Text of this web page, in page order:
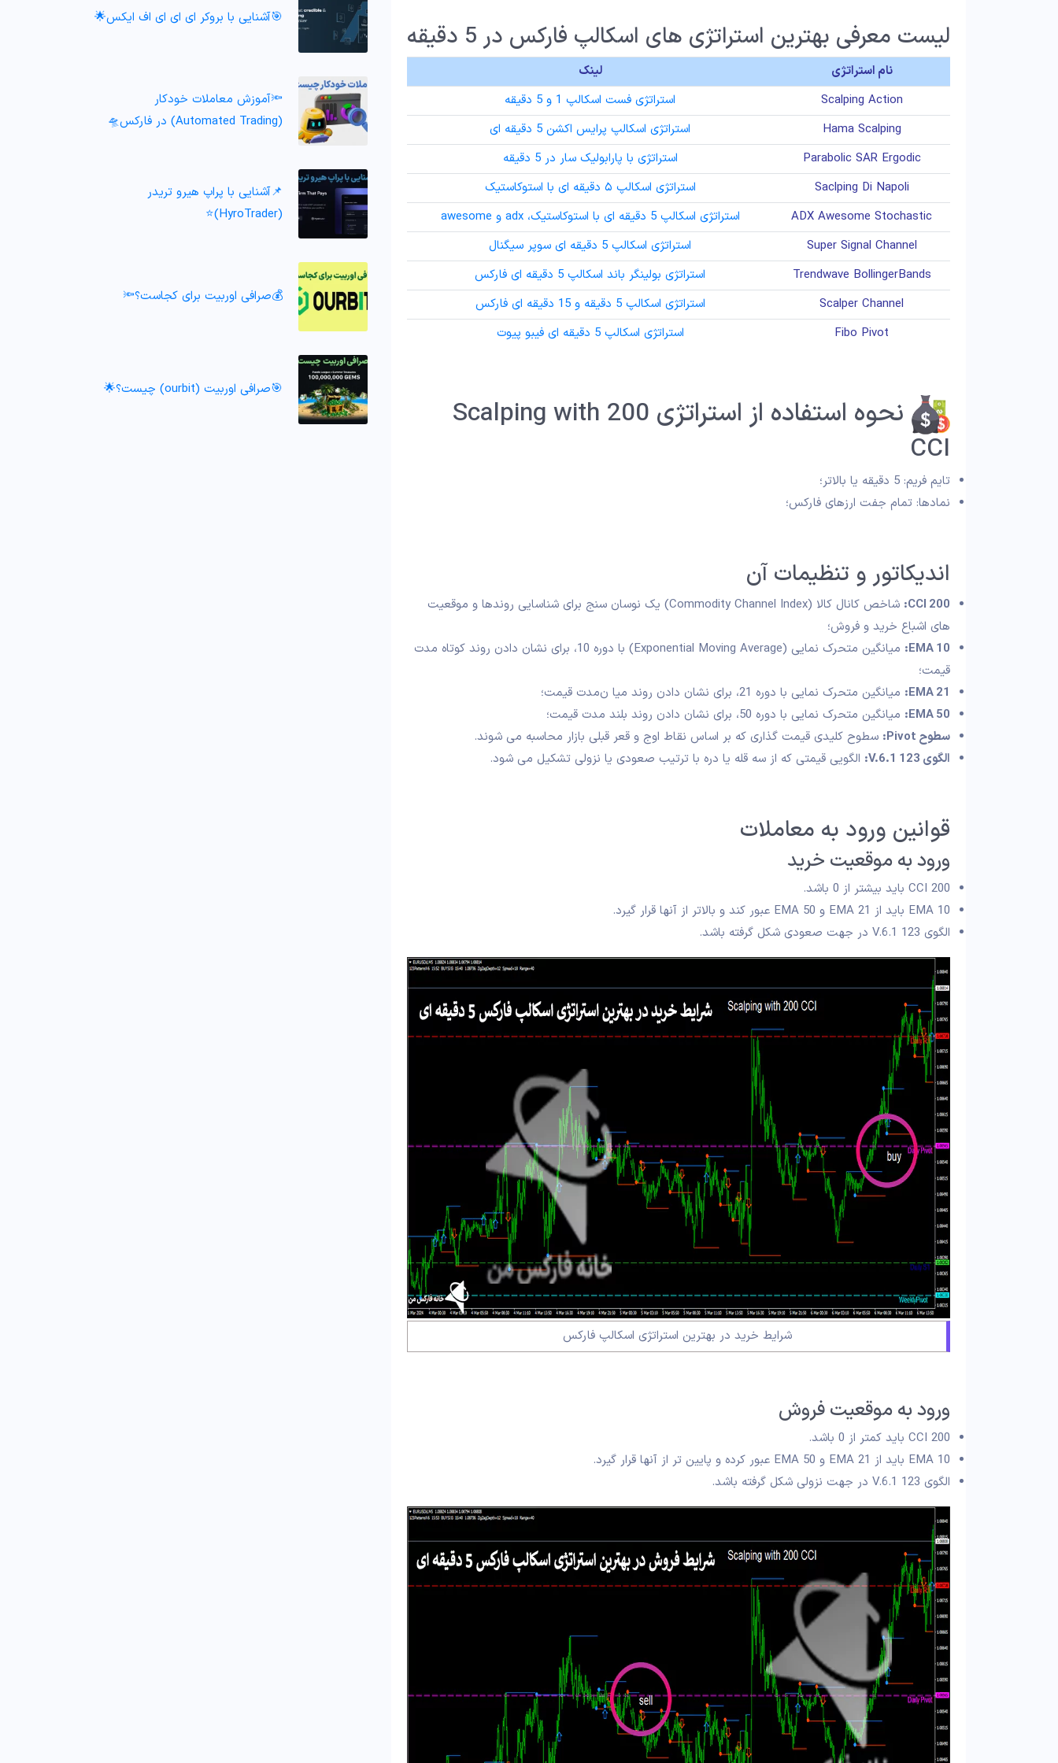
لیست معرفی بهترین استراتژی های اسکالپ فارکس در 5 دقیقه
نام استراتژی
لینک
Scalping Action
استراتژی فست اسکالپ 1 و 5 دقیقه
Hama Scalping
استراتژی اسکالپ پرایس اکشن 5 دقیقه ای
Parabolic SAR Ergodic
استراتژی با پارابولیک سار در 5 دقیقه
Saclping Di Napoli
استراتژی اسکالپ ۵ دقیقه ای با استوکاستیک
ADX Awesome Stochastic
استراتژی اسکالپ 5 دقیقه ای با استوکاستیک، adx و awesome
Super Signal Channel
استراتژی اسکالپ 5 دقیقه ای سوپر سیگنال
Trendwave BollingerBands
استراتژی بولینگر باند اسکالپ 5 دقیقه ای فارکس
Scalper Channel
استراتژی اسکالپ 5 دقیقه و 15 دقیقه ای فارکس
Fibo Pivot
استراتژی اسکالپ 5 دقیقه ای فیبو پیوت
نحوه استفاده از استراتژی Scalping with 200
CCI
تایم فریم: 5 دقیقه یا بالاتر؛
نمادها: تمام جفت ارزهای فارکس؛
اندیکاتور و تنظیمات آن
CCI 200:
شاخص کانال کالا (Commodity Channel Index) یک نوسان‌ سنج برای شناسایی روندها و موقعیت‌
های اشباع خرید و فروش؛
EMA 10:
میانگین متحرک نمایی (Exponential Moving Average) با دوره 10، برای نشان دادن روند کوتاه‌ مدت
قیمت؛
EMA 21: میانگین متحرک نمایی با دوره 21، برای نشان دادن روند میا ن‌مدت قیمت؛
EMA 50: میانگین متحرک نمایی با دوره 50، برای نشان دادن روند بلند مدت قیمت؛
سطوح Pivot:
سطوح کلیدی قیمت‌ گذاری که بر اساس نقاط اوج و قعر قبلی بازار محاسبه می‌ شوند.
الگوی 123 V.6.1:
الگویی قیمتی که از سه قله یا دره با ترتیب صعودی یا نزولی تشکیل می‌ شود.
قوانین ورود به معاملات
ورود به موقعیت خرید
CCI 200 باید بیشتر از 0 باشد.
EMA 10 باید از EMA 21 و EMA 50 عبور کند و بالاتر از آنها قرار گیرد.
الگوی 123 V.6.1 در جهت صعودی شکل گرفته باشد.
شرایط خرید در بهترین استراتژی اسکالپ فارکس
ورود به موقعیت فروش
CCI 200 باید کمتر از 0 باشد.
EMA 10 باید از EMA 21 و EMA 50 عبور کرده و پایین‌ تر از آنها قرار گیرد.
الگوی 123 V.6.1 در جهت نزولی شکل گرفته باشد.
🎯آشنایی با بروکر ای ای ای اف ایکس🌟
🔦آموزش معاملات خودکار
(Automated Trading) در فارکس🛸
📌آشنایی با پراپ هیرو تریدر
(HyroTrader)⭐️
💰صرافی اوربیت برای کجاست؟🔦
🎯صرافی اوربیت (ourbit) چیست؟🌟